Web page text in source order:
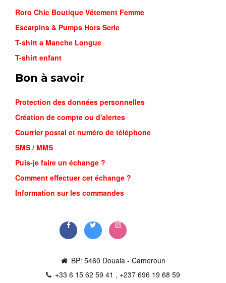
Roro Chic Boutique Vêtement Femme
Escarpins & Pumps Hors Serie
T-shirt a Manche Longue
T-shirt enfant
Bon à savoir
Protection des données personnelles
Création de compte ou d'alertes
Courrier postal et numéro de téléphone
SMS / MMS
Puis-je faire un échange ?
Comment effectuer cet échange ?
Information sur les commandes
BP: 5460 Douala - Cameroun
+33 6 15 62 59 41 , +237 696 19 68 59